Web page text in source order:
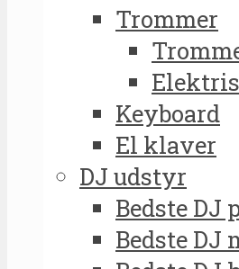
Trommer
Keyboard
El klaver
DJ udstyr
Bedste DJ
Bedste DJ